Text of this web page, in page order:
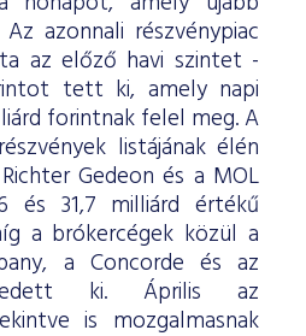
azonnali részvénypiac
az előző havi szintet -
tett ki, amely napi
forintnak felel meg. A
listájának élén
Gedeon és a MOL
és 31,7 milliárd értékű
a brókercégek közül a
a Concorde és az
ki. Április az
is mozgalmasnak